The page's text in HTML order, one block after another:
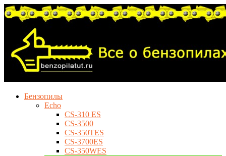
Бензопилы
Echo
CS-310 ES
CS-3500
CS-350TES
CS-3700ES
CS-350WES